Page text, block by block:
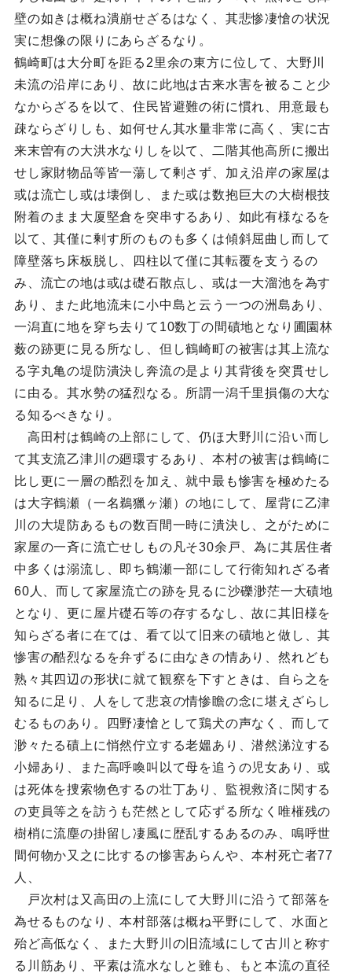
壁の如きは概ね潰崩せざるはなく、其悲惨凄愴の状況
実に想像の限りにあらざるなり。
鶴崎町は大分町を距る2里余の東方に位して、大野川
未流の沿岸にあり、故に此地は古来水害を被ること少
なからざるを以て、住民皆避難の術に慣れ、用意最も
疎ならざりしも、如何せん其水量非常に高く、実に古
来末曽有の大洪水なりしを以て、二階其他高所に搬出
せし家財物品等皆一蕩して剰さず、加え沿岸の家屋は
或は流亡し或は壊倒し、また或は数抱巨大の大樹根技
附着のまま大厦堅倉を突串するあり、如此有様なるを
以て、其僅に剰す所のものも多くは傾斜屈曲し而して
障壁落ち床板脱し、四柱以て僅に其転覆を支うるの
み、流亡の地は或は礎石散点し、或は一大溜池を為す
あり、また此地流未に小中島と云う一つの洲島あり、
一潟直に地を穿ち去りて10数丁の間磧地となり圃園林
薮の跡更に見る所なし、但し鶴崎町の被害は其上流な
る字丸亀の堤防潰決し奔流の是より其背後を突貫せし
に由る。其水勢の猛烈なる。所謂一潟千里損傷の大な
る知るべきなり。
高田村は鶴崎の上部にして、仍ほ大野川に沿い而し
て其支流乙津川の廻環するあり、本村の被害は鶴崎に
比し更に一層の酷烈を加え、就中最も惨害を極めたる
は大字鶴瀬（一名鵜獵ヶ瀬）の地にして、屋背に乙津
川の大堤防あるもの数百間一時に潰決し、之がために
家屋の一斉に流亡せしもの凡そ30余戸、為に其居住者
中多くは溺流し、即ち鶴瀬一部にして行衛知れざる者
60人、而して家屋流亡の跡を見るに沙礫渺茫一大磧地
となり、更に屋片礎石等の存するなし、故に其旧様を
知らざる者に在ては、看て以て旧来の磧地と做し、其
惨害の酷烈なるを弁ずるに由なきの情あり、然れども
熟々其四辺の形状に就て観察を下すときは、自ら之を
知るに足り、人をして悲哀の情惨瞻の念に堪えざらし
むるものあり。四野凄愴として鶏犬の声なく、而して
渺々たる磧上に悄然佇立する老媼あり、潜然涕泣する
小婦あり、また高呼喚叫以て母を追うの児女あり、或
は死体を捜索物色するの壮丁あり、監視救済に関する
の吏員等之を訪うも茫然として応ずる所なく唯槯残の
樹梢に流塵の掛留し凄風に歴乱するあるのみ、鳴呼世
間何物か又之に比するの惨害あらんや、本村死亡者77
人、
戸次村は又高田の上流にして大野川に沿うて部落を
為せるものなり、本村部落は概ね平野にして、水面と
殆ど高低なく、また大野川の旧流域にして古川と称す
る川筋あり、平素は流水なしと雖も、もと本流の直径